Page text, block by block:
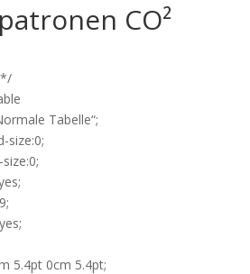
CO²
Tabelle“;
size:0;
5.4pt 0cm 5.4pt;